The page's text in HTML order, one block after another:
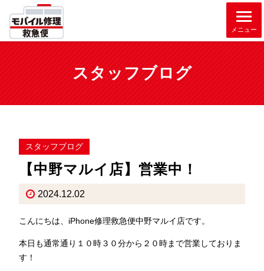
メニュー
スタッフブログ
スタッフブログ
【中野マルイ店】営業中！
2024.12.02
こんにちは、iPhone修理救急便中野マルイ店です。
本日も通常通り１０時３０分から２０時まで営業しておりま
す！